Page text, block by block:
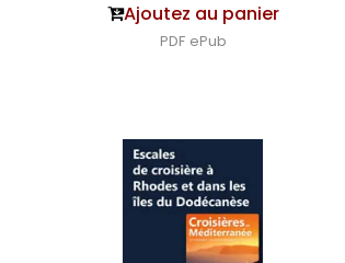
Ajoutez au panier
PDF ePub